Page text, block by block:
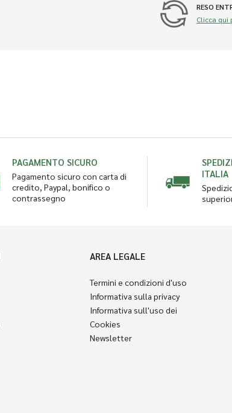
RESO
Clicca qui
PAGAMENTO SICURO
Pagamento sicuro con carta di
credito, Paypal, bonifico o
contrassegno
ITALIA
AREA LEGALE
Termini e condizioni d'uso
Informativa sulla privacy
Informativa sull'uso dei
Cookies
Newsletter